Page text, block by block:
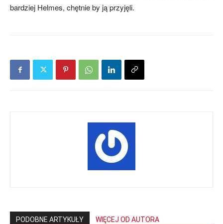
bardziej Helmes, chętnie by ją przyjęli.
PODOBNE ARTYKUŁY WIĘCEJ OD AUTORA